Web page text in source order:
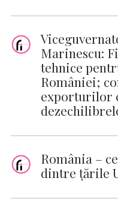
Marinescu:
tehnice
României;
exporturilor
România –
dintre țările